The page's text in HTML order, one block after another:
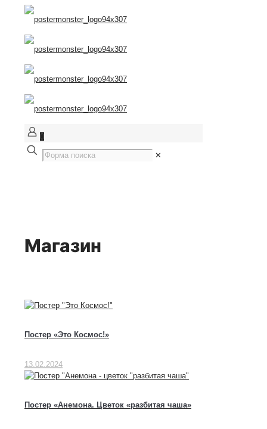
0
✕
Магазин
Постер «Это Космос!»
13.02.2024
Постер «Анемона. Цветок «разбитая чаша»